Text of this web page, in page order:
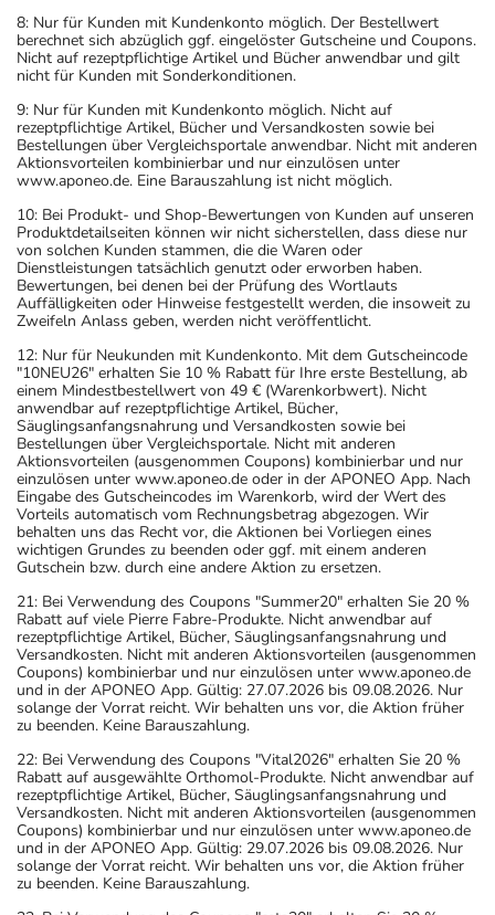
8: Nur für Kunden mit Kundenkonto möglich. Der Bestellwert
berechnet sich abzüglich ggf. eingelöster Gutscheine und Coupons.
Nicht auf rezeptpflichtige Artikel und Bücher anwendbar und gilt
nicht für Kunden mit Sonderkonditionen.
9: Nur für Kunden mit Kundenkonto möglich. Nicht auf
rezeptpflichtige Artikel, Bücher und Versandkosten sowie bei
Bestellungen über Vergleichsportale anwendbar. Nicht mit anderen
Aktionsvorteilen kombinierbar und nur einzulösen unter
www.aponeo.de. Eine Barauszahlung ist nicht möglich.
10: Bei Produkt- und Shop-Bewertungen von Kunden auf unseren
Produktdetailseiten können wir nicht sicherstellen, dass diese nur
von solchen Kunden stammen, die die Waren oder
Dienstleistungen tatsächlich genutzt oder erworben haben.
Bewertungen, bei denen bei der Prüfung des Wortlauts
Auffälligkeiten oder Hinweise festgestellt werden, die insoweit zu
Zweifeln Anlass geben, werden nicht veröffentlicht.
12: Nur für Neukunden mit Kundenkonto. Mit dem Gutscheincode
"10NEU26" erhalten Sie 10 % Rabatt für Ihre erste Bestellung, ab
einem Mindestbestellwert von 49 € (Warenkorbwert). Nicht
anwendbar auf rezeptpflichtige Artikel, Bücher,
Säuglingsanfangsnahrung und Versandkosten sowie bei
Bestellungen über Vergleichsportale. Nicht mit anderen
Aktionsvorteilen (ausgenommen Coupons) kombinierbar und nur
einzulösen unter www.aponeo.de oder in der APONEO App. Nach
Eingabe des Gutscheincodes im Warenkorb, wird der Wert des
Vorteils automatisch vom Rechnungsbetrag abgezogen. Wir
behalten uns das Recht vor, die Aktionen bei Vorliegen eines
wichtigen Grundes zu beenden oder ggf. mit einem anderen
Gutschein bzw. durch eine andere Aktion zu ersetzen.
21: Bei Verwendung des Coupons "Summer20" erhalten Sie 20 %
Rabatt auf viele Pierre Fabre-Produkte. Nicht anwendbar auf
rezeptpflichtige Artikel, Bücher, Säuglingsanfangsnahrung und
Versandkosten. Nicht mit anderen Aktionsvorteilen (ausgenommen
Coupons) kombinierbar und nur einzulösen unter www.aponeo.de
und in der APONEO App. Gültig: 27.07.2026 bis 09.08.2026. Nur
solange der Vorrat reicht. Wir behalten uns vor, die Aktion früher
zu beenden. Keine Barauszahlung.
22: Bei Verwendung des Coupons "Vital2026" erhalten Sie 20 %
Rabatt auf ausgewählte Orthomol-Produkte. Nicht anwendbar auf
rezeptpflichtige Artikel, Bücher, Säuglingsanfangsnahrung und
Versandkosten. Nicht mit anderen Aktionsvorteilen (ausgenommen
Coupons) kombinierbar und nur einzulösen unter www.aponeo.de
und in der APONEO App. Gültig: 29.07.2026 bis 09.08.2026. Nur
solange der Vorrat reicht. Wir behalten uns vor, die Aktion früher
zu beenden. Keine Barauszahlung.